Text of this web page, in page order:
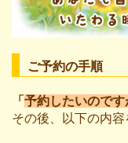
ご予約の手順
「 予約したいのです
その後、以下の内容